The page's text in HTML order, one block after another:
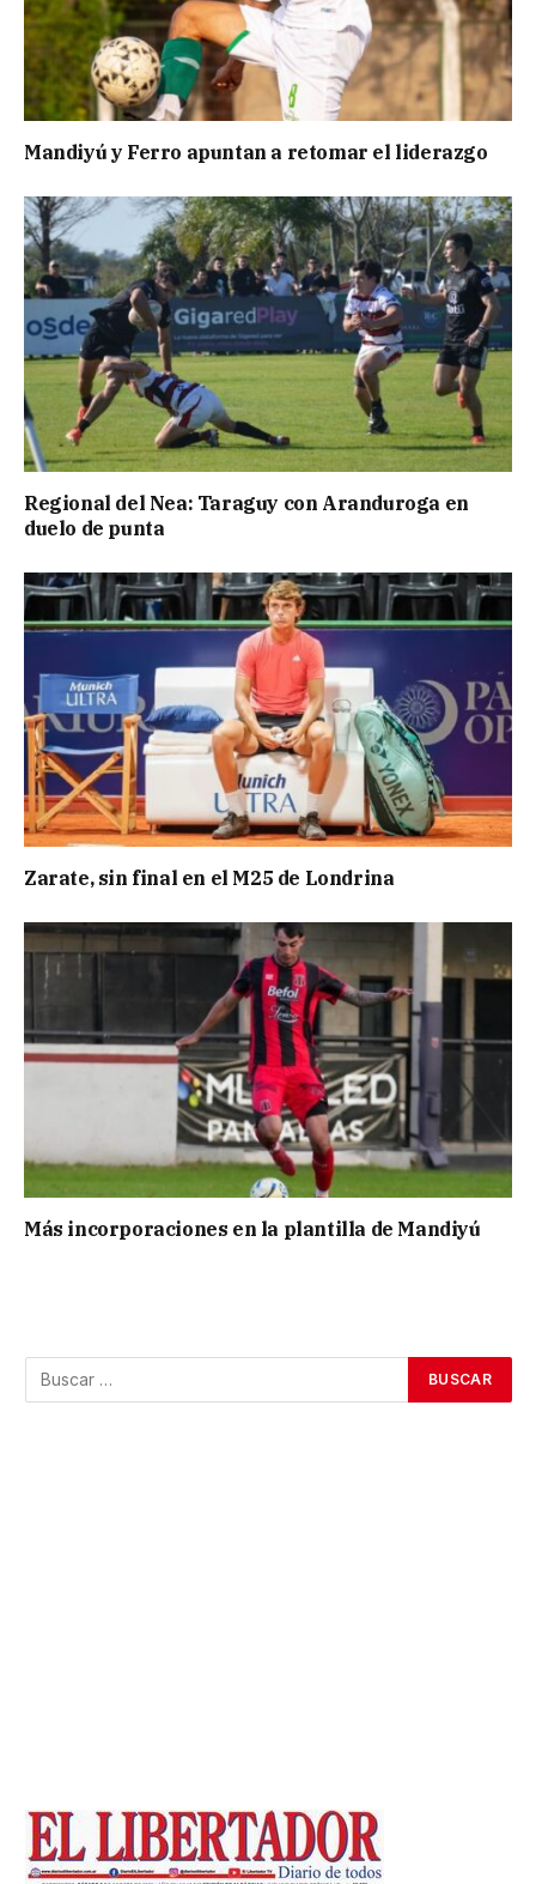
Mandiyú y Ferro apuntan a retomar el liderazgo
Regional del Nea: Taraguy con Aranduroga en
duelo de punta
Zarate, sin final en el M25 de Londrina
Más incorporaciones en la plantilla de Mandiyú